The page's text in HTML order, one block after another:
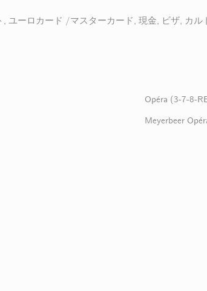
, ユーロカード /マスターカード, 現金, ビザ, カ
Opéra (3-7-8-
Meyerbeer